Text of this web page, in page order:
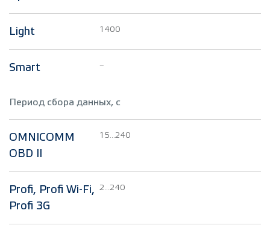
Light 1400
Smart –
Период сбора данных, с
OMNICOMM
OBD II
15...240
Profi, Profi Wi-Fi,
Profi 3G
2...240